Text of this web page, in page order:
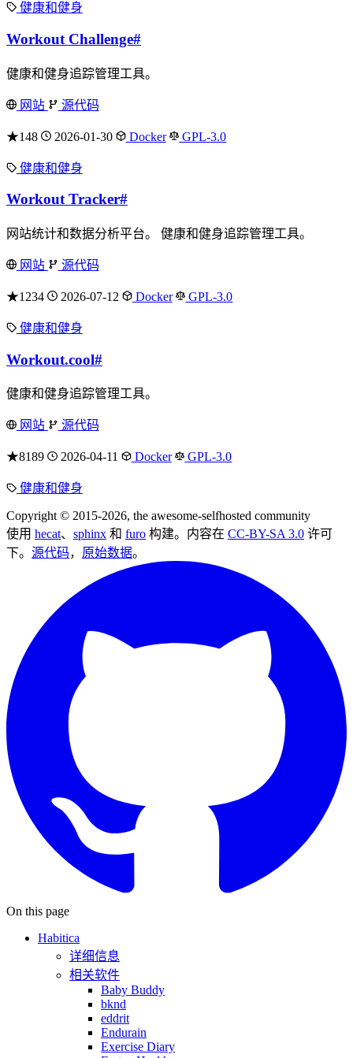
健康和健身
Workout Challenge#
健康和健身追踪管理工具。
网站 源代码
★148 2026-01-30 Docker GPL-3.0
健康和健身
Workout Tracker#
网站统计和数据分析平台。 健康和健身追踪管理工具。
网站 源代码
★1234 2026-07-12 Docker GPL-3.0
健康和健身
Workout.cool#
健康和健身追踪管理工具。
网站 源代码
★8189 2026-04-11 Docker GPL-3.0
健康和健身
Copyright © 2015-2026, the awesome-selfhosted community
使用 hecat、 sphinx 和 furo 构建。内容在 CC-BY-SA 3.0 许可
下。 源代码， 原始数据。
On this page
Habitica
详细信息
相关软件
Baby Buddy
bknd
eddrit
Endurain
Exercise Diary